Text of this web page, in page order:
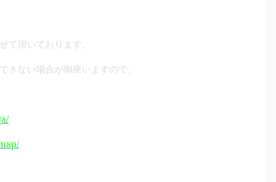
て頂いております。
きない場合が御座いますので、